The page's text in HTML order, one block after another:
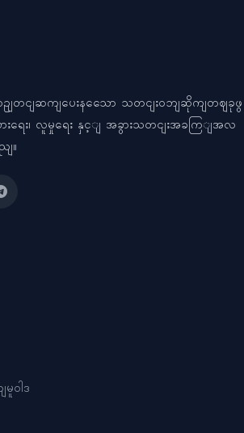
စဥျတငျဆကျပေးနသေော သတငျးဝဘျဆိုကျတဈခုဖွ
ပှားရေး၊ လူမှုရေး နှင့ျ အခွားသတငျးအခကြျအလ
ျ။
ဝါဒ